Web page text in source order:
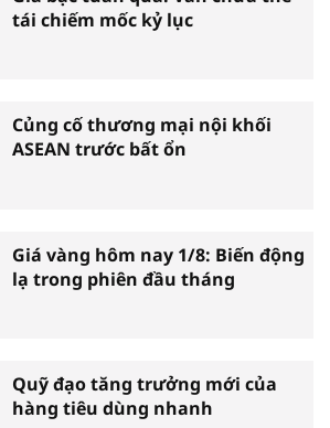
tái chiếm mốc kỷ lục
Củng cố thương mại nội khối
ASEAN trước bất ổn
Giá vàng hôm nay 1/8: Biến động
lạ trong phiên đầu tháng
Quỹ đạo tăng trưởng mới của
hàng tiêu dùng nhanh